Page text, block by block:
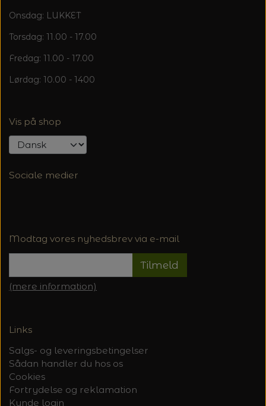
Onsdag: LUKKET
Torsdag: 11.00 - 17.00
Fredag: 11.00 - 17.00
Lørdag: 10.00 - 1400
Vis på shop
Sociale medier
Modtag vores nyhedsbrev via e-mail
Tilmeld
(mere information)
Links
Salgs- og leveringsbetingelser
Sådan handler du hos os
Cookies
Fortrydelse og reklamation
Kunde login